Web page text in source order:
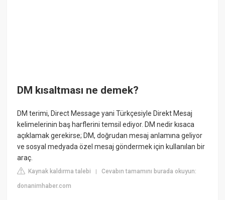
DM kısaltması ne demek?
DM terimi, Direct Message yani Türkçesiyle Direkt Mesaj
kelimelerinin baş harflerini temsil ediyor. DM nedir kısaca
açıklamak gerekirse; DM, doğrudan mesaj anlamına geliyor
ve sosyal medyada özel mesaj göndermek için kullanılan bir
araç.
Kaynak kaldırma talebi |Cevabın tamamını burada okuyun:
donanimhaber.com